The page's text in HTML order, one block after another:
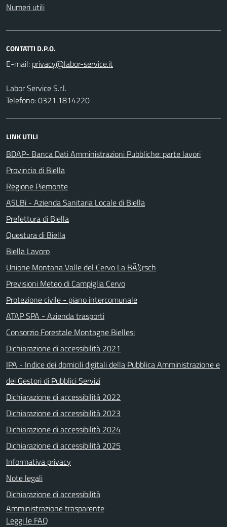
Numeri utili
CONTATTI D.P.O.
E-mail:
Labor Service S.r.l.
Telefono: 0321.1814220
LINK UTILI
BDAP- Banca Dati Amministrazioni Pubbliche: parte lavori
Provincia di Biella
Regione Piemonte
ASLBi - Azienda Sanitaria Locale di Biella
Prefettura di Biella
Questura di Biella
Biella Lavoro
Unione Montana Valle del Cervo La BÃ¼rsch
Previsioni Meteo di Campiglia Cervo
Protezione civile - piano intercomunale
ATAP SPA - Azienda trasporti
Consorzio Forestale Montagne Biellesi
Dichiarazione di accessibilità 2021
IPA - Indice dei domicili digitali della Pubblica Amministrazione e
dei Gestori di Pubblici Servizi
Dichiarazione di accessibilità 2022
Dichiarazione di accessibilità 2023
Dichiarazione di accessibilità 2024
Dichiarazione di accessibilità 2025
Informativa privacy
Note legali
Dichiarazione di accessibilità
Amministrazione trasparente
Leggi le FAQ